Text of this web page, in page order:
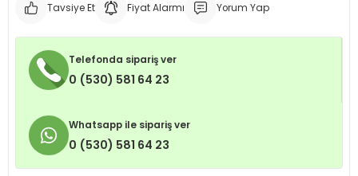
Tavsiye Et Fiyat Alarmı Yorum Yap
Telefonda sipariş ver
0 (530) 581 64 23
Whatsapp ile sipariş ver
0 (530) 581 64 23